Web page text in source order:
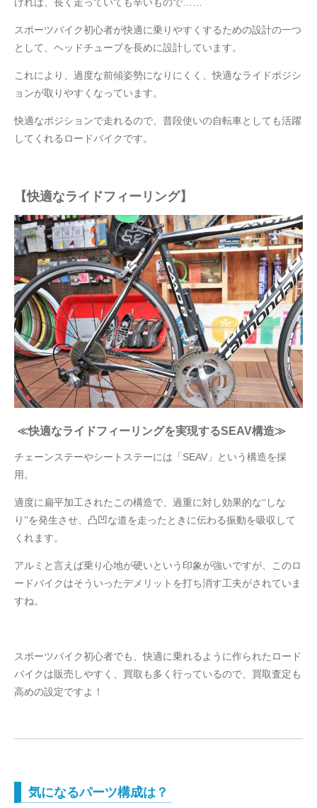
ければ、長く走っていても辛いもので……
スポーツバイク初心者が快適に乗りやすくするための設計の一つ
として、ヘッドチューブを長めに設計しています。
これにより、過度な前傾姿勢になりにくく、快適なライドポジシ
ョンが取りやすくなっています。
快適なポジションで走れるので、普段使いの自転車としても活躍
してくれるロードバイクです。
【快適なライドフィーリング】
≪快適なライドフィーリングを実現するSEAV構造≫
チェーンステーやシートステーには「SEAV」という構造を採
用。
適度に扁平加工されたこの構造で、過重に対し効果的な‘‘しな
り’’を発生させ、凸凹な道を走ったときに伝わる振動を吸収して
くれます。
アルミと言えば乗り心地が硬いという印象が強いですが、このロ
ードバイクはそういったデメリットを打ち消す工夫がされていま
すね。
スポーツバイク初心者でも、快適に乗れるように作られたロード
バイクは販売しやすく、買取も多く行っているので、買取査定も
高めの設定ですよ！
気になるパーツ構成は？